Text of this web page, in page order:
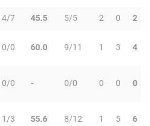
4/7 45.5 5/5 2 0 2
0/0 60.0 9/11 1 3 4
0/0 - 0/0 0 0 0
1/3 55.6 8/12 1 5 6